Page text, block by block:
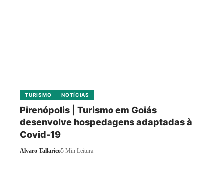
TURISMO NOTÍCIAS
Pirenópolis | Turismo em Goiás
desenvolve hospedagens adaptadas à
Covid-19
Alvaro Tallarico5 Min Leitura